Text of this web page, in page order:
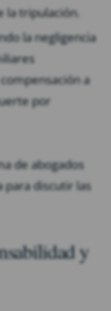
la tripulación.
la negligencia
a
por
de abogados
para discutir las
y